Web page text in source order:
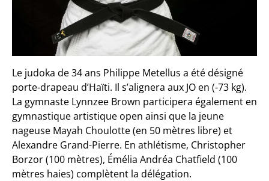
Le judoka de 34 ans Philippe Metellus a été désigné
porte-drapeau d’Haïti. Il s’alignera aux JO en (-73 kg).
La gymnaste Lynnzee Brown participera également en
gymnastique artistique open ainsi que la jeune
nageuse Mayah Choulotte (en 50 mètres libre) et
Alexandre Grand-Pierre. En athlétisme, Christopher
Borzor (100 mètres), Émélia Andréa Chatfield (100
mètres haies) complètent la délégation.